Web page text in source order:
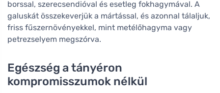
borssal, szerecsendióval és esetleg fokhagymával. A
galuskát összekeverjük a mártással, és azonnal tálaljuk,
friss fűszernövényekkel, mint metélőhagyma vagy
petrezselyem megszórva.
Egészség a tányéron
kompromisszumok nélkül